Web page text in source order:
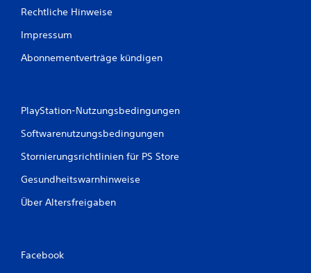
Rechtliche Hinweise
Impressum
Abonnementverträge kündigen
PlayStation-Nutzungsbedingungen
Softwarenutzungsbedingungen
Stornierungsrichtlinien für PS Store
Gesundheitswarnhinweise
Über Altersfreigaben
Facebook